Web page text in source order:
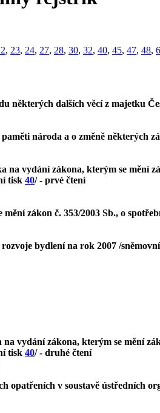
, 23, 24, 27, 28, 30, 32, 40, 45, 47, 48,
některých dalších věcí z majetku
národa a o změně některých
na vydání zákona, kterým se mění
tisk 40/ - prvé čtení
zákon č. 353/2003 Sb., o
bydlení na rok 2007 /
vydání zákona, kterým se mění
tisk 40/ - druhé čtení
opatřeních v soustavě ústředních